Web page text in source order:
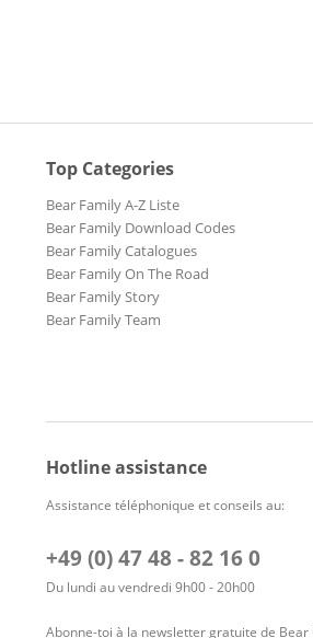
Top Categories
Bear Family A-Z Liste
Bear Family Download Codes
Bear Family Catalogues
Bear Family On The Road
Bear Family Story
Bear Family Team
Hotline assistance
Assistance téléphonique et conseils au:
+49 (0) 47 48 - 82 16 0
Du lundi au vendredi 9h00 - 20h00
Abonne-toi à la newsletter gratuite de Bear